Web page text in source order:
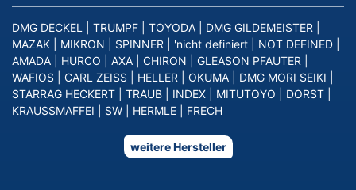
DMG DECKEL TRUMPF TOYODA DMG GILDEMEISTER
MAZAK
MIKRON SPINNER 'nicht definiert NOT DEFINED
AMADA
HURCO AXA CHIRON GLEASON PFAUTER
WAFIOS
CARL ZEISS HELLER OKUMA DMG MORI SEIKI
STARRAG HECKERT
TRAUB INDEX MITUTOYO DORST
KRAUSSMAFFEI
SW HERMLE FRECH
weitere Hersteller